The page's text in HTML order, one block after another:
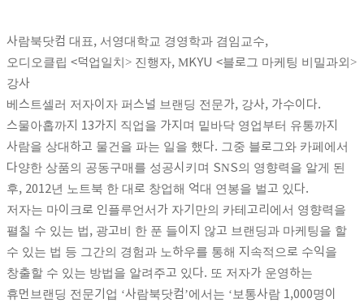
사람북닷컴 대표, 서영대학교 경영학과 겸임교수,
오디오클립 <덕업일치> 진행자, MKYU <블로그 마케팅 비밀과외>
강사
베스트셀러 저자이자 퍼스널 브랜딩 전문가, 강사, 가수이다.
스물아홉까지 13가지 직업을 가지며 밑바닥 영업부터 유통까지
사람을 상대하고 물건을 파는 일을 했다. 그중 블로그와 카페에서
다양한 상품의 공동구매를 성공시키며 SNS의 영향력을 알게 된
후, 2012년 노트북 한 대로 창업해 억대 연봉을 벌고 있다.
저자는 마이크로 인플루언서가 자기만의 카테고리에서 영향력을
펼칠 수 있는 법, 광고비 한 푼 들이지 않고 브랜딩과 마케팅을 할
수 있는 법 등 그간의 경험과 노하우를 통해 지속적으로 수익을
창출할 수 있는 방법을 알려주고 있다. 또 저자가 운영하는
휴먼브랜딩 전문기업 ‘사람북닷컴’에서는 ‘보통사람 1,000명이